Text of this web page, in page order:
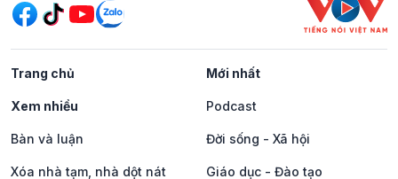
Trang chủ Mới nhất
Xem nhiều Podcast
Bàn và luận Đời sống - Xã hội
Xóa nhà tạm, nhà dột nát Giáo dục - Đào tạo